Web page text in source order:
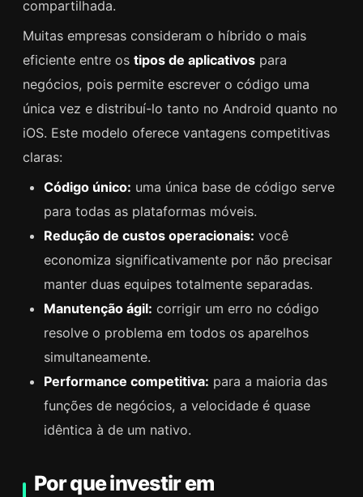
compartilhada.
Muitas empresas consideram o híbrido o mais
eficiente entre os tipos de aplicativospara
negócios, pois permite escrever o código uma
única vez e distribuí-lo tanto no Android quanto no
iOS. Este modelo oferece vantagens competitivas
claras:
Código único: uma única base de código serve
para todas as plataformas móveis.
Redução de custos operacionais: você
economiza significativamente por não precisar
manter duas equipes totalmente separadas.
Manutenção ágil: corrigir um erro no código
resolve o problema em todos os aparelhos
simultaneamente.
Performance competitiva: para a maioria das
funções de negócios, a velocidade é quase
idêntica à de um nativo.
Por que investir em